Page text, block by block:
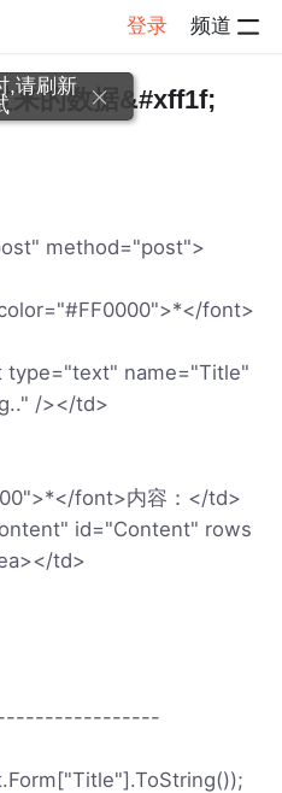
登录 频道
详情
来的数据&#xff1f;
method="post">
font>
name="Title"
/></td>
font>内容：</td>
id="Content" rows
td>
,请刷新